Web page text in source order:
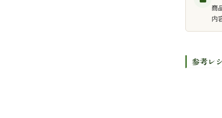
商
内
参考レ